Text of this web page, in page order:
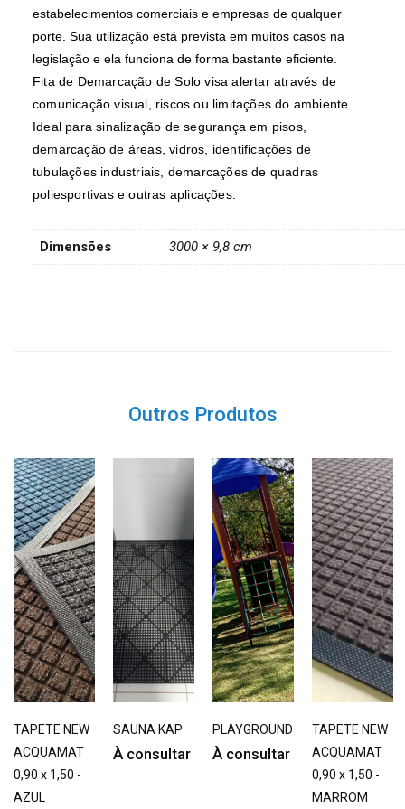
estabelecimentos comerciais e empresas de qualquer
porte. Sua utilização está prevista em muitos casos na
legislação e ela funciona de forma bastante eficiente.
Fita de Demarcação de Solo visa alertar através de
comunicação visual, riscos ou limitações do ambiente.
Ideal para sinalização de segurança em pisos,
demarcação de áreas, vidros, identificações de
tubulações industriais, demarcações de quadras
poliesportivas e outras aplicações.
Dimensões 3000 × 9,8 cm
Outros Produtos
TAPETE NEW
ACQUAMAT
0,90 x 1,50 -
AZUL
SAUNA KAP
À consultar
PLAYGROUND
À consultar
TAPETE NEW
ACQUAMAT
0,90 x 1,50 -
MARROM